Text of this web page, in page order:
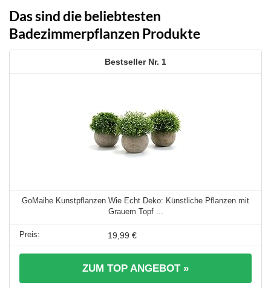
Das sind die beliebtesten
Badezimmerpflanzen Produkte
1
GoMaihe Kunstpflanzen Wie Echt Deko: Künstliche Pflanzen mit
Grauem Topf ...
19,99 €
ZUM TOP ANGEBOT »